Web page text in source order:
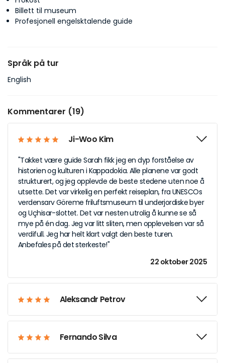
Billett til museum
Profesjonell engelsktalende guide
Språk på tur
English
Kommentarer (19)
Ji-Woo Kim
"Takket være guide Sarah fikk jeg en dyp forståelse av
historien og kulturen i Kappadokia. Alle planene var godt
strukturert, og jeg opplevde de beste stedene uten noe å
utsette. Det var virkelig en perfekt reiseplan, fra UNESCOs
verdensarv Göreme friluftsmuseum til underjordiske byer
og Uçhisar-slottet. Det var nesten utrolig å kunne se så
mye på én dag. Jeg var litt sliten, men opplevelsen var så
verdifull. Jeg har helt klart valgt den beste turen.
Anbefales på det sterkeste!"
22 oktober 2025
Aleksandr Petrov
Fernando Silva